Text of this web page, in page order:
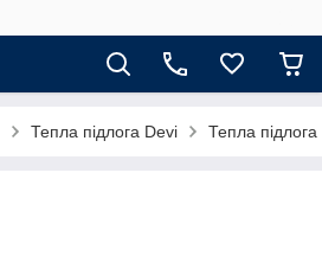
Тепла підлога Devi Тепла